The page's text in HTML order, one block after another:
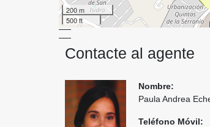
200 m
500 ft
Contacte al agente
Nombre:
Paula Andrea
Teléfono Móvil: